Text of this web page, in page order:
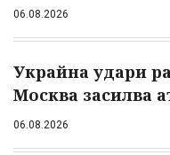
06.08.2026
Украйна удари
Москва засилва
06.08.2026